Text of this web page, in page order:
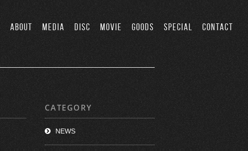
ABOUT MEDIA DISC MOVIE GOODS SPECIAL CONTACT
CATEGORY
NEWS